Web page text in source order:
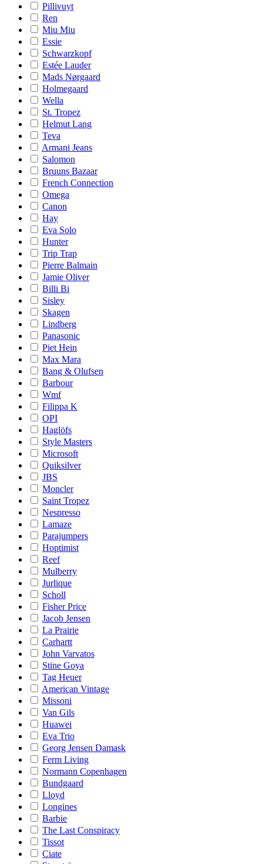
Pillivuyt
Ren
Miu Miu
Essie
Schwarzkopf
Estée Lauder
Mads Nørgaard
Holmegaard
Wella
St. Tropez
Helmut Lang
Teva
Armani Jeans
Salomon
Bruuns Bazaar
French Connection
Omega
Canon
Hay
Eva Solo
Hunter
Trip Trap
Pierre Balmain
Jamie Oliver
Billi Bi
Sisley
Skagen
Lindberg
Panasonic
Piet Hein
Max Mara
Bang & Olufsen
Barbour
Wmf
Filippa K
OPI
Haglöfs
Style Masters
Microsoft
Quiksilver
JBS
Moncler
Saint Tropez
Nespresso
Lamaze
Parajumpers
Hoptimist
Reef
Mulberry
Jurlique
Scholl
Fisher Price
Jacob Jensen
La Prairie
Carhartt
John Varvatos
Stine Goya
Tag Heuer
American Vintage
Missoni
Van Gils
Huawei
Eva Trio
Georg Jensen Damask
Ferm Living
Normann Copenhagen
Bundgaard
Lloyd
Longines
Barbie
The Last Conspiracy
Tissot
Ciate